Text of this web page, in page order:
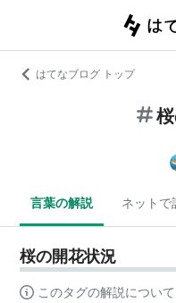
はてなブログ トップ
言葉の解説 ネットで
桜の開花状況
このタグの解説について